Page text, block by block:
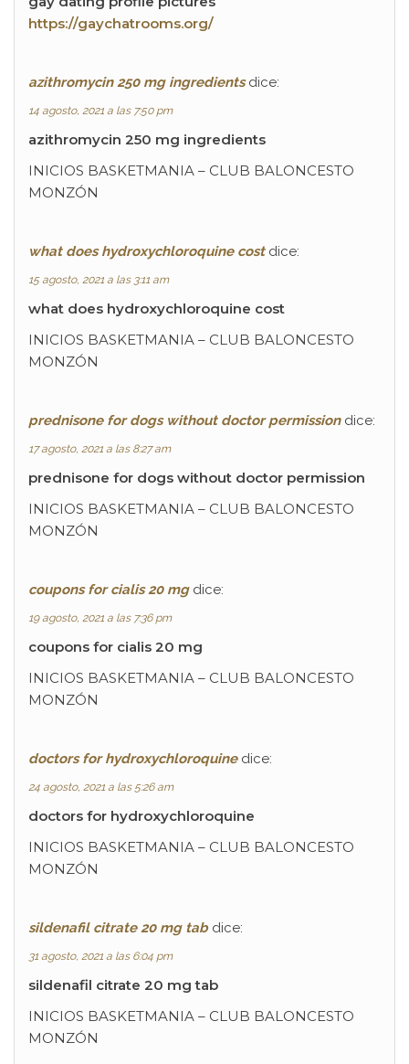
https://gaychatrooms.org/
azithromycin 250 mg ingredients dice:
14 agosto, 2021 a las 7:50 pm
azithromycin 250 mg ingredients
INICIOS BASKETMANIA – CLUB BALONCESTO
MONZÓN
what does hydroxychloroquine cost dice:
15 agosto, 2021 a las 3:11 am
what does hydroxychloroquine cost
INICIOS BASKETMANIA – CLUB BALONCESTO
MONZÓN
prednisone for dogs without doctor permission dice:
17 agosto, 2021 a las 8:27 am
prednisone for dogs without doctor permission
INICIOS BASKETMANIA – CLUB BALONCESTO
MONZÓN
coupons for cialis 20 mg dice:
19 agosto, 2021 a las 7:36 pm
coupons for cialis 20 mg
INICIOS BASKETMANIA – CLUB BALONCESTO
MONZÓN
doctors for hydroxychloroquine dice:
24 agosto, 2021 a las 5:26 am
doctors for hydroxychloroquine
INICIOS BASKETMANIA – CLUB BALONCESTO
MONZÓN
sildenafil citrate 20 mg tab dice:
31 agosto, 2021 a las 6:04 pm
sildenafil citrate 20 mg tab
INICIOS BASKETMANIA – CLUB BALONCESTO
MONZÓN